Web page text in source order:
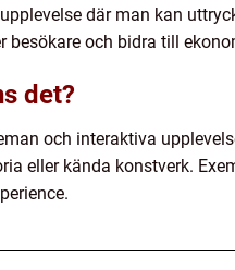
där man kan
besökare och bidra till
det?
och interaktiva
eller kända konstverk.